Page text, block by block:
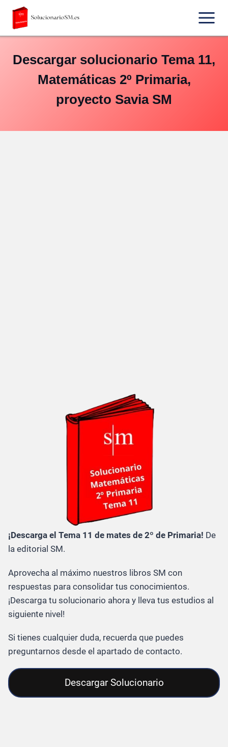
Saltar
contenido
Descargar solucionario Tema 11,
Matemáticas 2º Primaria,
proyecto Savia SM
¡Descarga el Tema 11 de mates de 2º de Primaria! De
la editorial SM.
Aprovecha al máximo nuestros libros SM con
respuestas para consolidar tus conocimientos.
¡Descarga tu solucionario ahora y lleva tus estudios al
siguiente nivel!
Si tienes cualquier duda, recuerda que puedes
preguntarnos desde el apartado de contacto.
Descargar Solucionario